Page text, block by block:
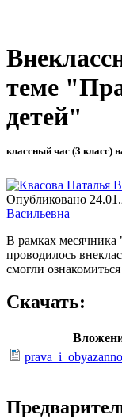
теме
детей"
классный час (3 класс)
Опубликовано
Васильевна
В рамках месячника
проводилось
смогли
Скачать: